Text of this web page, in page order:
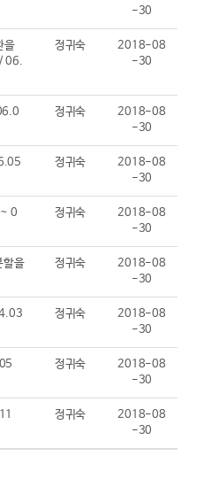
-30
을
06.
정귀숙
2018-08
-30
정귀숙
2018-08
-30
정귀숙
2018-08
-30
0
정귀숙
2018-08
-30
할을
정귀숙
2018-08
-30
정귀숙
2018-08
-30
정귀숙
2018-08
-30
정귀숙
2018-08
-30